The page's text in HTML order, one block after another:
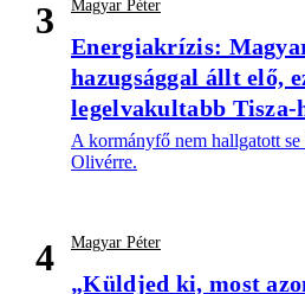
3 Magyar Péter
Energiakrízis:
hazugsággal állt elő,
legelvakultabb Tisza-
A kormányfő nem hallgatott
Olivérre.
4 Magyar Péter
„Küldjed ki, most